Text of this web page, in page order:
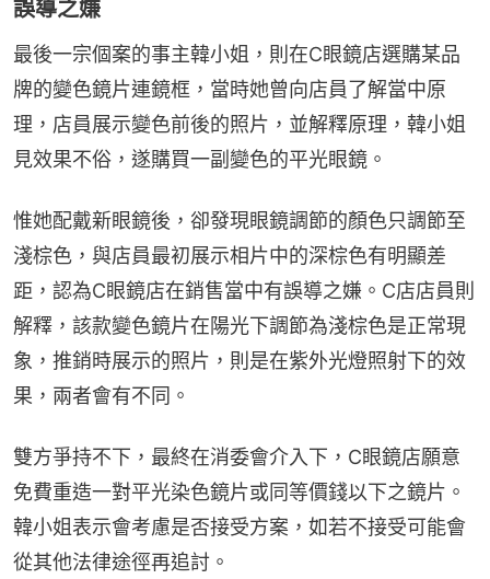
誤導之嫌
最後一宗個案的事主韓小姐，則在C眼鏡店選購某品
牌的變色鏡片連鏡框，當時她曾向店員了解當中原
理，店員展示變色前後的照片，並解釋原理，韓小姐
見效果不俗，遂購買一副變色的平光眼鏡。
惟她配戴新眼鏡後，卻發現眼鏡調節的顏色只調節至
淺棕色，與店員最初展示相片中的深棕色有明顯差
距，認為C眼鏡店在銷售當中有誤導之嫌。C店店員則
解釋，該款變色鏡片在陽光下調節為淺棕色是正常現
象，推銷時展示的照片，則是在紫外光燈照射下的效
果，兩者會有不同。
雙方爭持不下，最終在消委會介入下，C眼鏡店願意
免費重造一對平光染色鏡片或同等價錢以下之鏡片。
韓小姐表示會考慮是否接受方案，如若不接受可能會
從其他法律途徑再追討。